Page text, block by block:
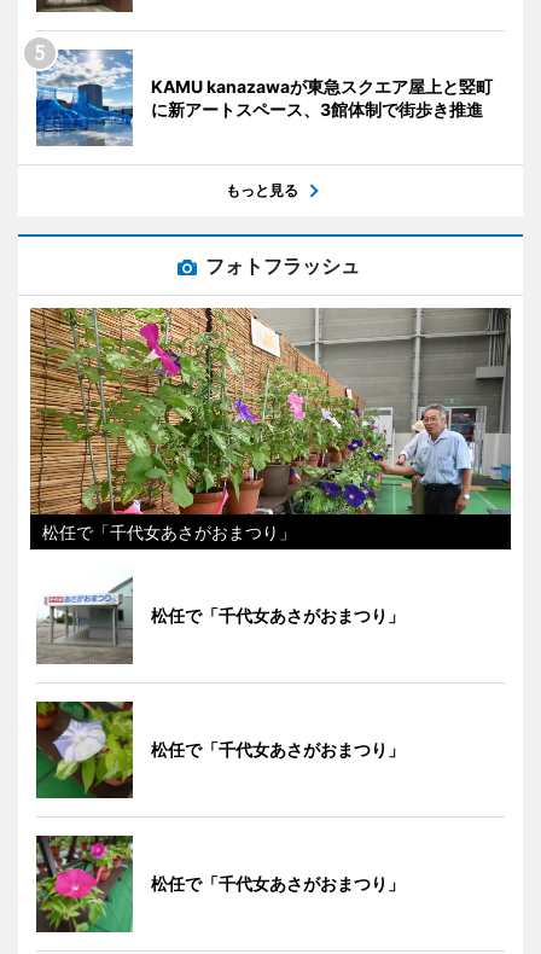
KAMU kanazawaが東急スクエア屋上と竪町
に新アートスペース、3館体制で街歩き推進
もっと見る
フォトフラッシュ
松任で「千代女あさがおまつり」
松任で「千代女あさがおまつり」
松任で「千代女あさがおまつり」
松任で「千代女あさがおまつり」